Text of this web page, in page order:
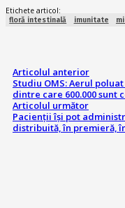
Etichete articol:
floră intestinală imunitate
Articolul anterior
Studiu OMS: Aerul
dintre care 600.000 sunt
Articolul următor
Pacienții își pot
distribuită, în premieră,